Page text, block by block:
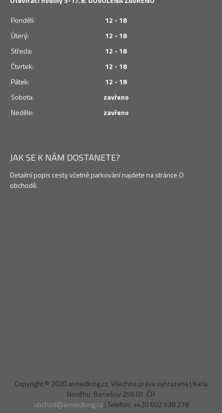
Pondělí:
12 - 18
Úterý:
12 - 18
Středa:
12 - 18
Čtvrtek:
12 - 18
Pátek:
12 - 18
Sobota:
zavřeno
Neděle:
zavřeno
JAK SE K NÁM DOSTANETE?
Detailní popis cesty včetně parkování najdete na stránce O
obchodě.
Copyright © 2020 armedking.cz, Všechna práva vyhrazena | Karla
Nového, Benešov 256 01 ČR
obchod@armedking.cz | Telefon: +420 602 538 278